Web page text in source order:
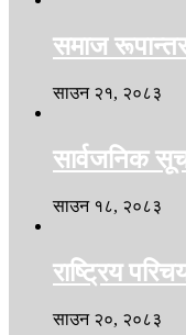
समाज
साउन २१, २०८३
सार्वजनिक
साउन १८, २०८३
राष्ट्रिय
साउन २०, २०८३